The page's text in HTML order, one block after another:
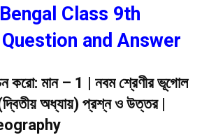
Class 9th
and Answer
করো: মান – 1 | নবম শ্রেণীর ভূগোল
অধ্যায়) প্রশ্ন ও উত্তর |